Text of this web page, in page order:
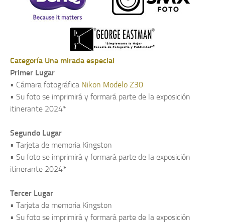
Categoría Una mirada especial
Primer Lugar
• Cámara fotográfica Nikon Modelo Z30
• Su foto se imprimirá y formará parte de la exposición
itinerante 2024*
Segundo Lugar
• Tarjeta de memoria Kingston
• Su foto se imprimirá y formará parte de la exposición
itinerante 2024*
Tercer Lugar
• Tarjeta de memoria Kingston
• Su foto se imprimirá y formará parte de la exposición